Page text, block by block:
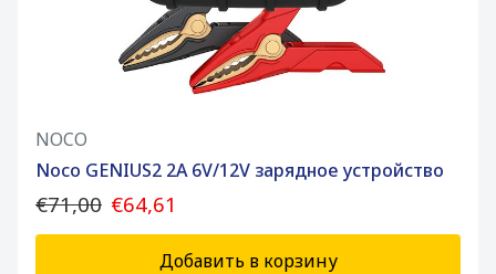
NOCO
Noco GENIUS2 2A 6V/12V зарядное устройство
€71,00 €64,61
Добавить в корзину